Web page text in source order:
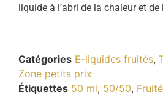
liquide à l’abri de la chaleur et de
Catégories E-liquides fruités,
Zone petits prix
Étiquettes 50 ml, 50/50,